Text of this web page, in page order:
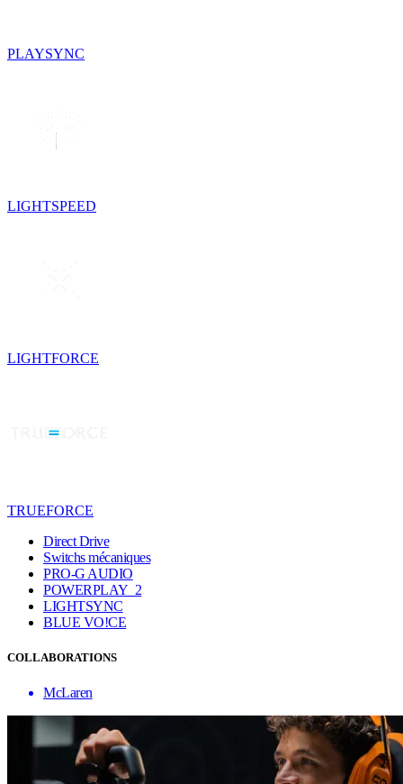
PLAYSYNC
LIGHTSPEED
LIGHTFORCE
TRUEFORCE
Direct Drive
Switchs mécaniques
PRO-G AUDIO
POWERPLAY 2
LIGHTSYNC
BLUE VO!CE
COLLABORATIONS
McLaren